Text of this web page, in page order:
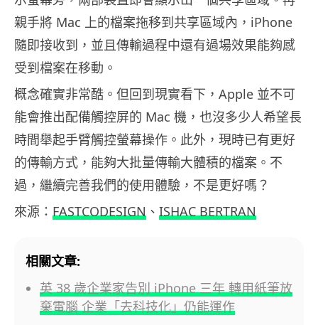
親手將 Mac 上的檔案拖移到共享區域內，iPhone
隨即接收到，並且傳輸過程中還有過場效果能夠感
受到檔案在移動。
概念確實非常酷。但回到現實看下，Apple 並不可
能會推出配備觸控屏的 Mac 機，也沒多少人希望長
時間舉起手臂觸控螢幕操作。此外，現時已有更好
的傳輸方式，能夠大批量傳輸大體積的檔案。不
過，繼續完善我們的使用體驗，不是更好嗎？
來源： FASTCODESIGN 、 ISHAC BERTRAN
相關文章:
英 38 歲企業家告別 iPhone 三年 轉用紙筆放
棄電腦 企業「去科技化」仍能運作